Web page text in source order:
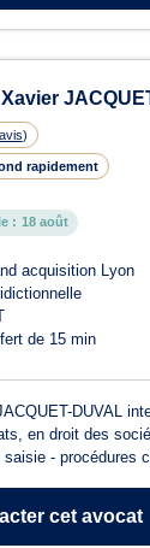
Xavier
)
rapidement
: 18 août
acquisition Lyon
de 15 min
DUVAL
en droit des
- procédures
contentieux, dans
cet avocat